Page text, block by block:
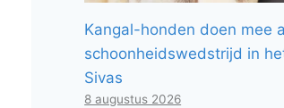
Kangal-honden doen mee
schoonheidswedstrijd in
Sivas
8 augustus 2026